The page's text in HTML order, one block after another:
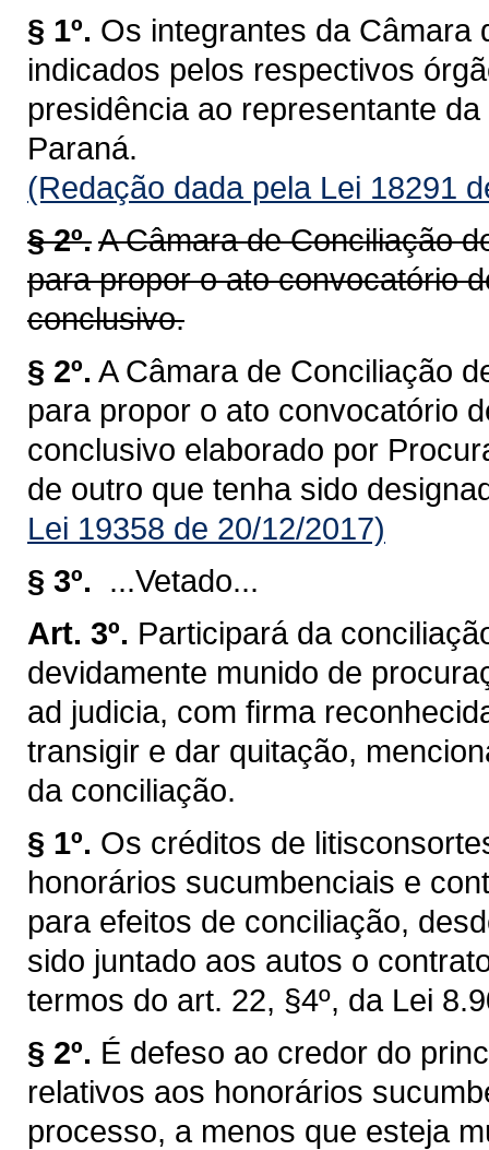
§ 1º. Os integrantes da Câmara
indicados pelos respectivos
presidência ao representante
Paraná.
(Redação dada pela Lei 18291
§ 2º.A Câmara de Conciliação
para propor o ato convocatório
conclusivo.
§ 2º. A Câmara de Conciliação
para propor o ato convocatório
conclusivo elaborado por
de outro que tenha sido
Lei 19358 de 20/12/2017)
§ 3º.
...Vetado...
Art. 3º. Participará da
devidamente munido de
ad judicia, com firma
transigir e dar quitação,
da conciliação.
§ 1º. Os créditos de
honorários sucumbenciais e
para efeitos de conciliação,
sido juntado aos autos o
termos do art. 22, §4º, da Lei
§ 2º. É defeso ao credor do
relativos aos honorários
processo, a menos que esteja